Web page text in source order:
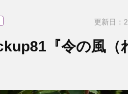
更新日：
『令の風（